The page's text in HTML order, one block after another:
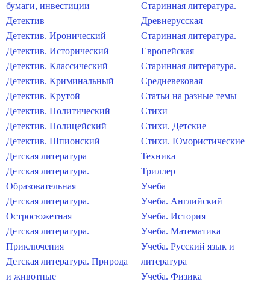
бумаги, инвестиции
Детектив
Детектив. Иронический
Детектив. Исторический
Детектив. Классический
Детектив. Криминальный
Детектив. Крутой
Детектив. Политический
Детектив. Полицейский
Детектив. Шпионский
Детская литература
Детская литература.
Образовательная
Детская литература.
Остросюжетная
Детская литература.
Приключения
Детская литература. Природа
и животные
Старинная литература.
Древнерусская
Старинная литература.
Европейская
Старинная литература.
Средневековая
Статьи на разные темы
Стихи
Стихи. Детские
Стихи. Юмористические
Техника
Триллер
Учеба
Учеба. Английский
Учеба. История
Учеба. Математика
Учеба. Русский язык и
литература
Учеба. Физика